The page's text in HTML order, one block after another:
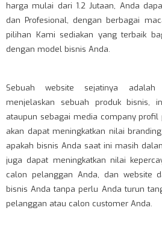
harga mulai dari 1.2 Jutaan, Anda
dan Profesional, dengan berbagai
pilihan Kami sediakan yang terbaik
dengan model bisnis Anda.
Sebuah website sejatinya
menjelaskan sebuah produk bisnis,
ataupun sebagai media company profil
akan dapat meningkatkan nilai
apakah bisnis Anda saat ini masih
juga dapat meningkatkan nilai
calon pelanggan Anda, dan website
bisnis Anda tanpa perlu Anda turun
pelanggan atau calon customer Anda.